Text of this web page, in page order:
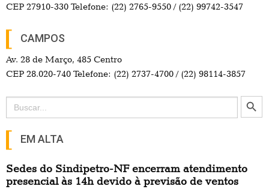
CEP 27910-330 Telefone: (22) 2765-9550 / (22) 99742-3547
CAMPOS
Av. 28 de Março, 485 Centro
CEP 28.020-740 Telefone: (22) 2737-4700 / (22) 98114-3857
Search
for:
Search Button
EM ALTA
Sedes do Sindipetro-NF encerram atendimento
presencial às 14h devido à previsão de ventos